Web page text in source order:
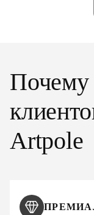
Почему
Artpole